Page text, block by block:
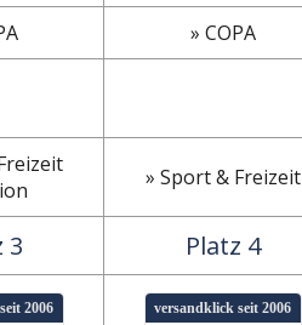
» COPA
» Sport & Freizeit
3 Platz 4
2006
versandklick seit 2006